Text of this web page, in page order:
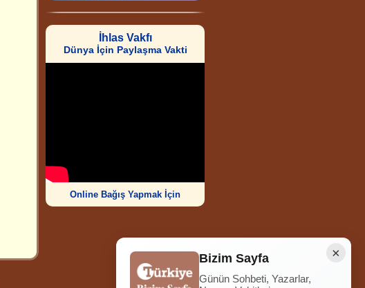
İhlas Vakfı
Dünya İçin Paylaşma Vakti
Online Bağış Yapmak İçin
Ziyaretçi Sayısı
252.012.107
×
Bizim Sayfa
Günün Sohbeti, Yazarlar,